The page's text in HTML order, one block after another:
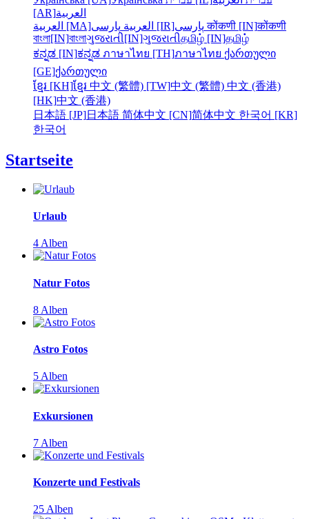
[AR]العربية
العربية [MA]
العربية پارسی [IR] پارسیकोंकणी [IN]कोंकणी
বাংলা[IN]বাংলাગુજરાતી[IN]ગુજરાતીதமிழ் [IN]தமிழ்
ಕನ್ನಡ [IN]ಕನ್ನಡ ภาษาไทย [TH]ภาษาไทย ქართული
[GE]ქართული
ខ្មែរ [KH]ខ្មែរ 中文 (繁體) [TW]中文 (繁體) 中文 (香港)
[HK]中文 (香港)
日本語 [JP]日本語 简体中文 [CN]简体中文 한국어 [KR]
한국어
Startseite
Urlaub
4 Alben
Natur Fotos
8 Alben
Astro Fotos
5 Alben
Exkursionen
7 Alben
Konzerte und Festivals
25 Alben